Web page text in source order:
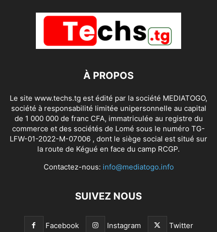
À PROPOS
Le site www.techs.tg est édité par la société MEDIATOGO,
société à responsabilité limitée unipersonnelle au capital
de 1 000 000 de franc CFA, immatriculée au registre du
commerce et des sociétés de Lomé sous le numéro TG-
LFW-01-2022-M-07006 , dont le siège social est situé sur
la route de Kégué en face du camp RCGP.
Contactez-nous: info@mediatogo.info
SUIVEZ NOUS
Facebook Instagram Twitter